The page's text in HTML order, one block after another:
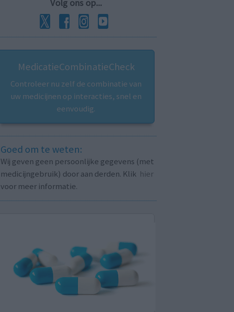
Volg ons op...
MedicatieCombinatieCheck
Controleer nu zelf de combinatie van
uw medicijnen op interacties, snel en
eenvoudig.
Goed om te weten:
Wij geven geen persoonlijke gegevens (met
medicijngebruik) door aan derden. Klik hier
voor meer informatie.